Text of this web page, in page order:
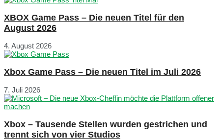
XBOX Game Pass – Die neuen Titel für den
August 2026
4. August 2026
Xbox Game Pass – Die neuen Titel im Juli 2026
7. Juli 2026
Xbox – Tausende Stellen wurden gestrichen und
trennt sich von vier Studios